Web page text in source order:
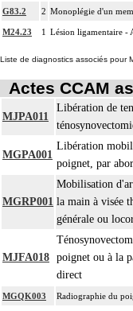
G83.2 2 Monoplégie d'un
M24.23 1 Lésion ligamentaire -
Liste de diagnostics associés pour
Actes CCAM
MJPA011
Libération de
MGPA001
Libération
poignet, par
MGRP001
Mobilisation
la main à visée
générale ou
MJFA018 poignet ou à la
direct
MGQK003 Radiographie du